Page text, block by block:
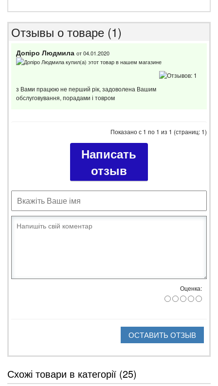
Отзывы о товаре (1)
Допіро Людмила от 04.01.2020
з Вами працюю не перший рік, задоволена Вашим
обслуговування, порадами і товром
Показано с 1 по 1 из 1 (страниц: 1)
Написать
отзыв
Оценка:
ОСТАВИТЬ ОТЗЫВ
Схожі товари в категорії (25)